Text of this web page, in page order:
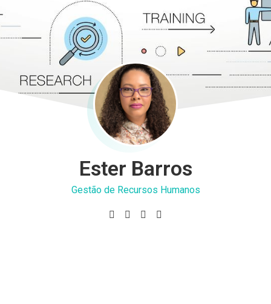
Ester Barros
Gestão de Recursos Humanos